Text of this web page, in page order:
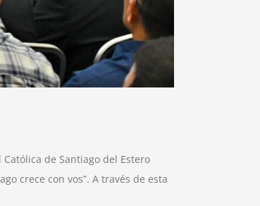
de Santiago del Estero
crece con vos”. A través de esta